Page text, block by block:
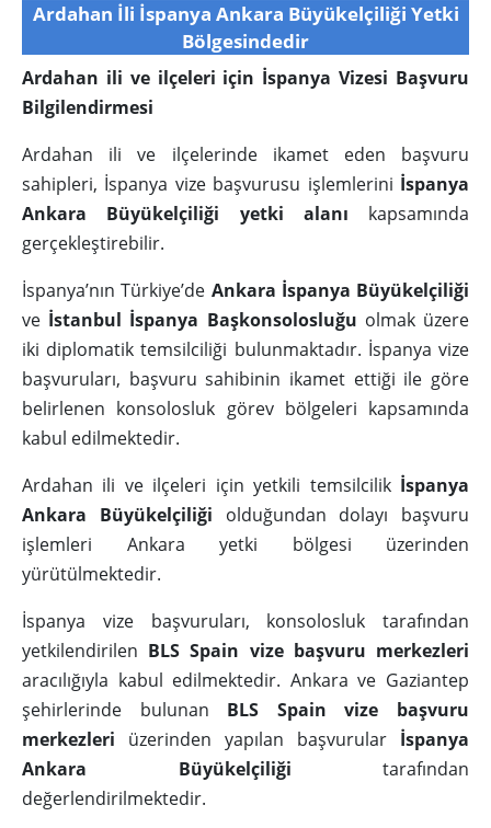
Ardahan İli İspanya Ankara Büyükelçiliği Yetki
Bölgesindedir
Ardahan ili ve ilçeleri için İspanya Vizesi Başvuru
Bilgilendirmesi
Ardahan ili ve ilçelerinde ikamet eden başvuru
sahipleri, İspanya vize başvurusu işlemlerini İspanya
Ankara Büyükelçiliği yetki alanı kapsamında
gerçekleştirebilir.
İspanya’nın Türkiye’de Ankara İspanya Büyükelçiliği
ve İstanbul İspanya Başkonsolosluğu olmak üzere
iki diplomatik temsilciliği bulunmaktadır. İspanya vize
başvuruları, başvuru sahibinin ikamet ettiği ile göre
belirlenen konsolosluk görev bölgeleri kapsamında
kabul edilmektedir.
Ardahan ili ve ilçeleri için yetkili temsilcilik İspanya
Ankara Büyükelçiliği olduğundan dolayı başvuru
işlemleri Ankara yetki bölgesi üzerinden
yürütülmektedir.
İspanya vize başvuruları, konsolosluk tarafından
yetkilendirilen BLS Spain vize başvuru merkezleri
aracılığıyla kabul edilmektedir. Ankara ve Gaziantep
şehirlerinde bulunan BLS Spain vize başvuru
merkezleri üzerinden yapılan başvurular İspanya
Ankara Büyükelçiliği tarafından
değerlendirilmektedir.